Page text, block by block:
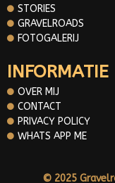
STORIES
GRAVELROADS
FOTOGALERIJ
INFORMATIE
OVER MIJ
CONTACT
PRIVACY POLICY
WHATS APP ME
© 2025